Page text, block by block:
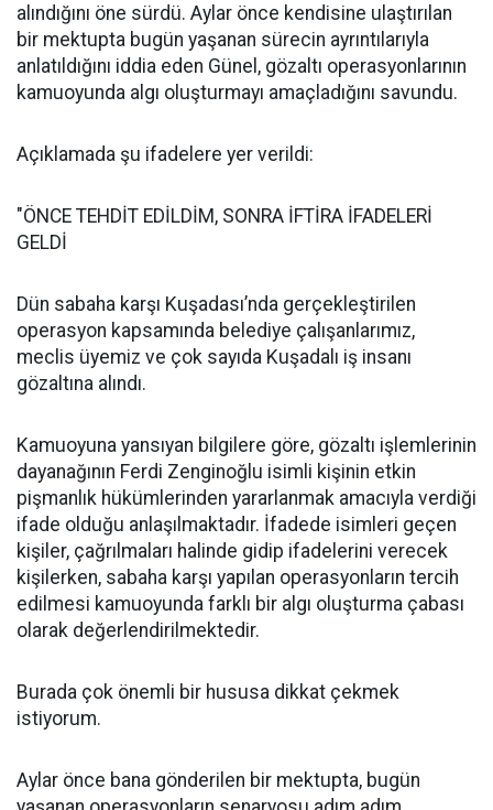
alındığını öne sürdü. Aylar önce kendisine ulaştırılan
bir mektupta bugün yaşanan sürecin ayrıntılarıyla
anlatıldığını iddia eden Günel, gözaltı operasyonlarının
kamuoyunda algı oluşturmayı amaçladığını savundu.
Açıklamada şu ifadelere yer verildi:
"ÖNCE TEHDİT EDİLDİM, SONRA İFTİRA İFADELERİ
GELDİ
Dün sabaha karşı Kuşadası’nda gerçekleştirilen
operasyon kapsamında belediye çalışanlarımız,
meclis üyemiz ve çok sayıda Kuşadalı iş insanı
gözaltına alındı.
Kamuoyuna yansıyan bilgilere göre, gözaltı işlemlerinin
dayanağının Ferdi Zenginoğlu isimli kişinin etkin
pişmanlık hükümlerinden yararlanmak amacıyla verdiği
ifade olduğu anlaşılmaktadır. İfadede isimleri geçen
kişiler, çağrılmaları halinde gidip ifadelerini verecek
kişilerken, sabaha karşı yapılan operasyonların tercih
edilmesi kamuoyunda farklı bir algı oluşturma çabası
olarak değerlendirilmektedir.
Burada çok önemli bir hususa dikkat çekmek
istiyorum.
Aylar önce bana gönderilen bir mektupta, bugün